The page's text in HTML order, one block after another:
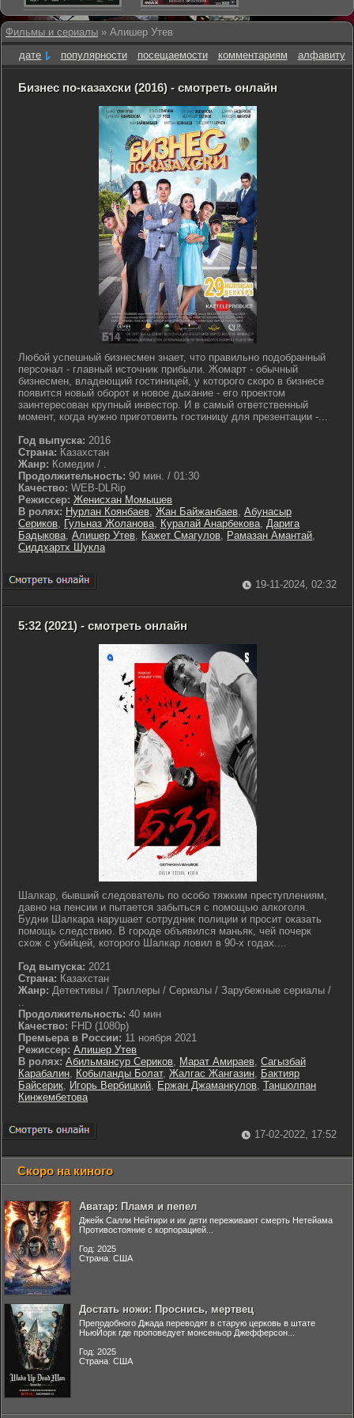
Фильмы и сериалы » Алишер Утев
дате
популярности посещаемости комментариям алфавиту
Бизнес по-казахски (2016) - смотреть онлайн
Любой успешный бизнесмен знает, что правильно подобранный
персонал - главный источник прибыли. Жомарт - обычный
бизнесмен, владеющий гостиницей, у которого скоро в бизнесе
появится новый оборот и новое дыхание - его проектом
заинтересован крупный инвестор. И в самый ответственный
момент, когда нужно приготовить гостиницу для презентации -...
Год выпуска: 2016
Страна: Казахстан
Жанр: Комедии / .
Продолжительность: 90 мин. / 01:30
Качество: WEB-DLRip
Режиссер: Женисхан Момышев
В ролях: Нурлан Коянбаев, Жан Байжанбаев, Абунасыр
Сериков, Гульназ Жоланова, Куралай Анарбекова, Дарига
Бадыкова, Алишер Утев, Кажет Смагулов, Рамазан Амантай,
Сиддхартх Шукла
19-11-2024, 02:32
5:32 (2021) - смотреть онлайн
Шалкар, бывший следователь по особо тяжким преступлениям,
давно на пенсии и пытается забыться с помощью алкоголя.
Будни Шалкара нарушает сотрудник полиции и просит оказать
помощь следствию. В городе объявился маньяк, чей почерк
схож с убийцей, которого Шалкар ловил в 90-х годах....
Год выпуска: 2021
Страна: Казахстан
Жанр: Детективы / Триллеры / Сериалы / Зарубежные сериалы /
..
Продолжительность: 40 мин
Качество: FHD (1080p)
Премьера в России: 11 ноября 2021
Режиссер: Алишер Утев
В ролях: Абильмансур Сериков, Марат Амираев, Сагызбай
Карабалин, Кобыланды Болат, Жалгас Жангазин, Бактияр
Байсерик, Игорь Вербицкий, Ержан Джаманкулов, Таншолпан
Кинжембетова
17-02-2022, 17:52
Скоро на киного
Аватар: Пламя и пепел
Джейк Салли Нейтири и их дети переживают смерть Нетейама
Противостояние с корпорацией...
Год: 2025
Страна: США
Достать ножи: Проснись, мертвец
Преподобного Джада переводят в старую церковь в штате
НьюЙорк где проповедует монсеньор Джефферсон...
Год: 2025
Страна: США